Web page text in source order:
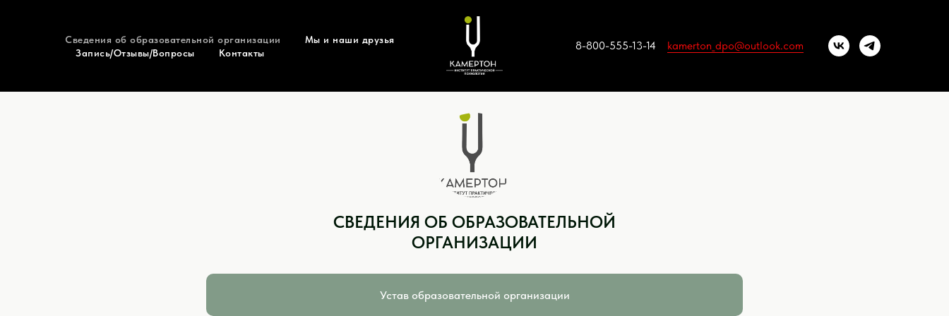
Сведения об образовательной организации
Мы и наши друзья
Запись/Отзывы/Вопросы
Контакты
8-800-555-13-14 kamerton_dpo@outlook.com
СВЕДЕНИЯ ОБ ОБРАЗОВАТЕЛЬНОЙ
ОРГАНИЗАЦИИ
Устав образовательной организации